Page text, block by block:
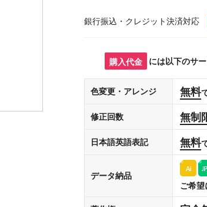
銀行振込・クレジット決済対応
購入代金 には以下のサ
色変更・アレンジ 無料
修正回数 無制
日本語英語表記 無料
データ納品
ご希